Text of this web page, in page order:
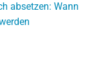
absetzen: Wann